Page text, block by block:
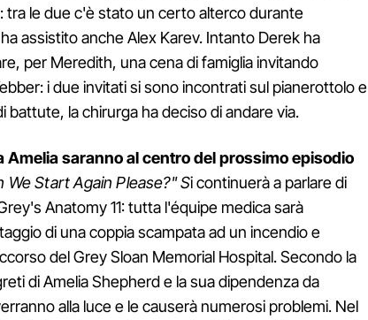
tra le due c'è stato un certo alterco durante
assistito anche Alex Karev. Intanto Derek ha
per Meredith, una cena di famiglia invitando
i due invitati si sono incontrati sul pianerottolo e
battute, la chirurga ha deciso di andare via.
Amelia saranno al centro del prossimo episodio
We Start Again Please?" Si continuerà a parlare di
Anatomy 11: tutta l'équipe medica sarà
di una coppia scampata ad un incendio e
del Grey Sloan Memorial Hospital. Secondo la
di Amelia Shepherd e la sua dipendenza da
alla luce e le causerà numerosi problemi. Nel